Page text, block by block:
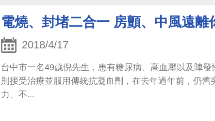
電燒、封堵二合一 房顫、中風遠離
2018/4/17
台中市一名49歲倪先生，患有糖尿病、高血壓以及陣發
則接受治療並服用傳統抗凝血劑，在去年過年前，仍舊
力、不...